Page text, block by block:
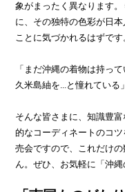
象がまったく異なります
に、その独特の色彩が日
ことに気づかれるはずです
「まだ沖縄の着物は持っ
久米島紬を...と憧れている」
そんな皆さまに、知識豊
的なコーディネートのコ
売会ですので、これだけ
ん。ぜひ、お気軽に「沖